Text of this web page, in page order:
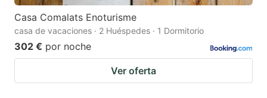
Casa Comalats Enoturisme
casa de vacaciones · 2 Huéspedes · 1 Dormitorio
302 € por noche
Ver oferta